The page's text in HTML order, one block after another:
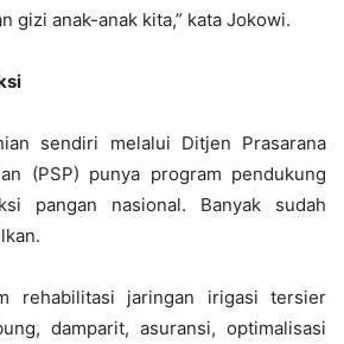
gizi anak-anak kita,” kata Jokowi.
sendiri melalui Ditjen Prasarana
(PSP) punya program pendukung
pangan nasional. Banyak sudah
rehabilitasi jaringan irigasi tersier
damparit, asuransi, optimalisasi